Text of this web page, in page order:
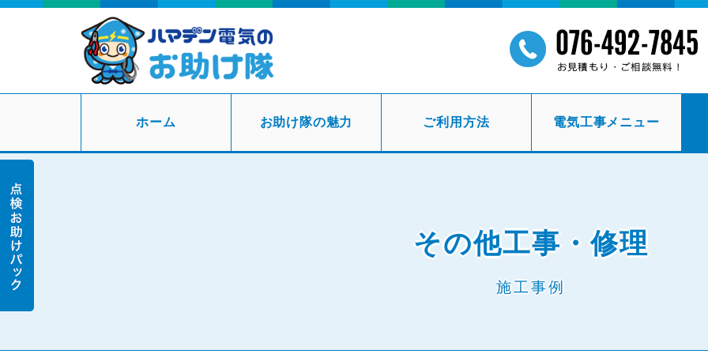
ホーム お助け隊の魅力 ご利用方法 電気工事メニュー
その他工事・修理
施工事例